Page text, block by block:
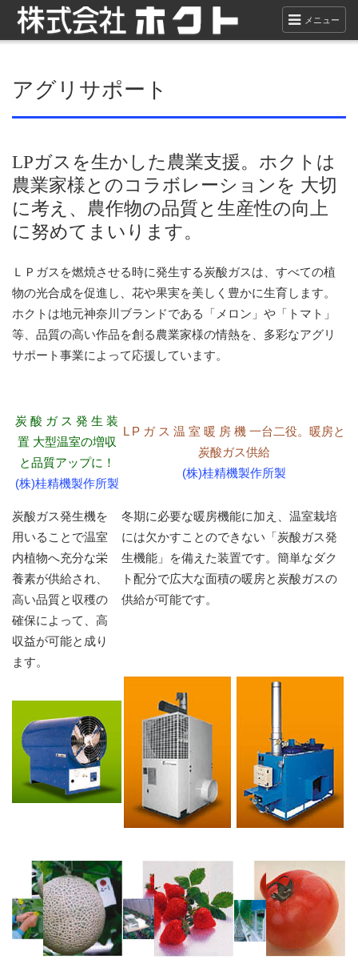
メニュー
アグリサポート
LPガスを生かした農業支援。ホクトは
農業家様とのコラボレーションを 大切
に考え、農作物の品質と生産性の向上
に努めてまいります。
ＬＰガスを燃焼させる時に発生する炭酸ガスは、すべての植
物の光合成を促進し、花や果実を美しく豊かに生育します。
ホクトは地元神奈川ブランドである「メロン」や「トマト」
等、品質の高い作品を創る農業家様の情熱を、多彩なアグリ
サポート事業によって応援しています。
炭 酸 ガ ス 発 生 装
置大型温室の増収
と品質アップに！
(株)桂精機製作所製
L P ガ ス 温 室 暖 房 機一台二役。暖房と
炭酸ガス供給
(株)桂精機製作所製
炭酸ガス発生機を
用いることで温室
内植物へ充分な栄
養素が供給され、
高い品質と収穫の
確保によって、高
収益が可能と成り
ます。
冬期に必要な暖房機能に加え、温室栽培
には欠かすことのできない「炭酸ガス発
生機能」を備えた装置です。簡単なダク
ト配分で広大な面積の暖房と炭酸ガスの
供給が可能です。